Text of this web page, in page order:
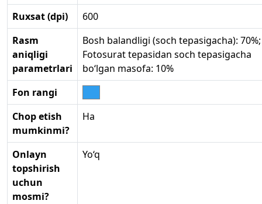
Ruxsat (dpi)
600
Rasm
aniqligi
parametrlari
Bosh balandligi (soch tepasigacha): 70%;
Fotosurat tepasidan soch tepasigacha
bo‘lgan masofa: 10%
Fon rangi
Chop etish
mumkinmi?
Ha
Onlayn
topshirish
uchun
mosmi?
Yo‘q